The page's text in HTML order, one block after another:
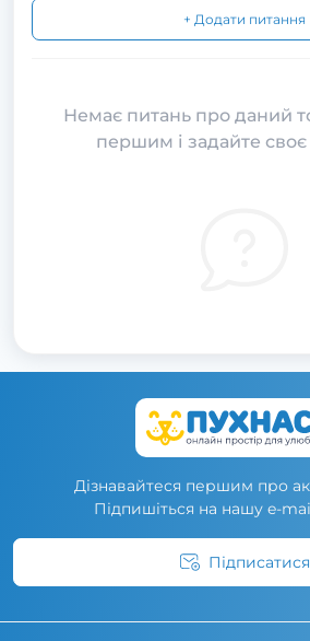
+ Додати питання
Немає питань про даний
першим і задайте
Дізнавайтеся першим про
Підпишіться на нашу e-
Підписатися